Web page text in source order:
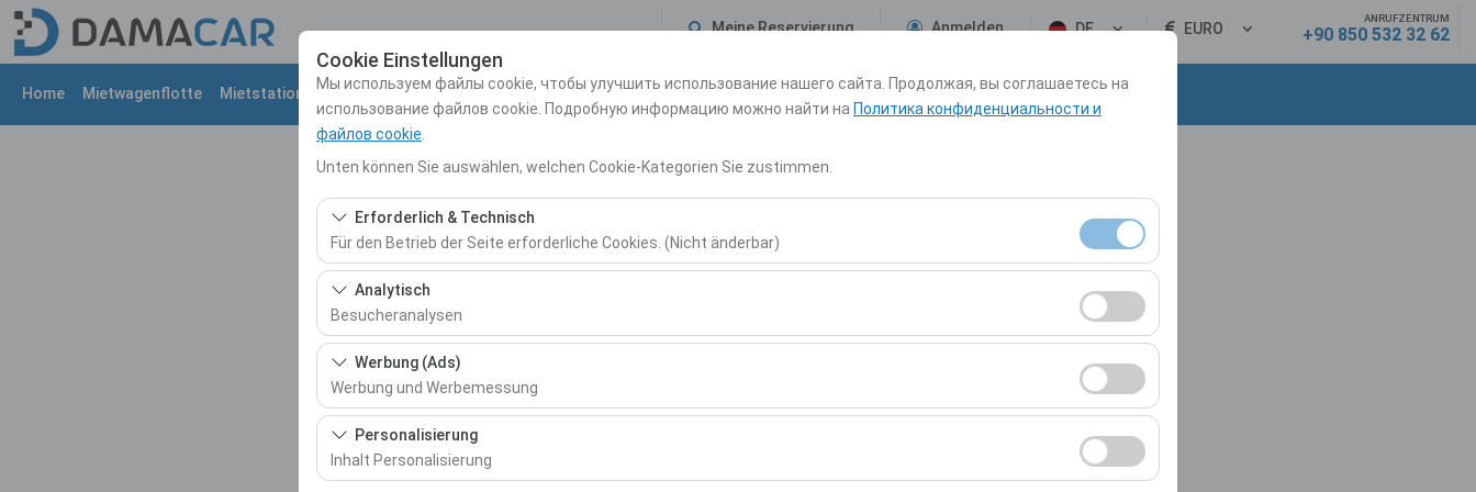
Cookie Einstellungen
Мы используем файлы cookie, чтобы улучшить использование нашего сайта. Продолжая, вы соглашаетесь на
использование файлов cookie. Подробную информацию можно найти на Политика конфиденциальности и
файлов cookie
Unten können Sie auswählen, welchen Cookie-Kategorien Sie zustimmen.
Erforderlich & Technisch
Für den Betrieb der Seite erforderliche Cookies. (Nicht änderbar)
Diese Cookies sind für das ordnungsgemäße Funktionieren der Website, die Sicherheit, die Sitzungsverwaltung
und grundlegende Funktionen erforderlich. Sie können nicht deaktiviert werden.
Analytisch
Besucheranalysen
Diese Cookies ermöglichen es uns, zu analysieren, wie unsere Website genutzt wird (Besucherzahl,
meistbesuchte Seiten, Nutzerverhalten). Diese Daten werden verwendet, um die Leistung der Website zu
messen und die Benutzererfahrung kontinuierlich zu verbessern.
Werbung (Ads)
Werbung und Werbemessung
Diese Cookies ermöglichen es uns, Ihnen auf Ihre Interessen abgestimmte personalisierte Werbung anzuzeigen
und die Wirksamkeit unserer Werbekampagnen zu messen (Impressionen, Klickrate).
Personalisierung
Inhalt Personalisierung
Meine Reservierung Anmelden DE EURO
ANRUFZENTRUM
+90 850 532 32 62
Home Mietwagenflotte Mietstationen Nachrichten Uber Uns REISEFÜHRER Reservierung & Mietkonditionen Blog Kontakt
Benutzername
Kennwort
Bestätigungs-Code